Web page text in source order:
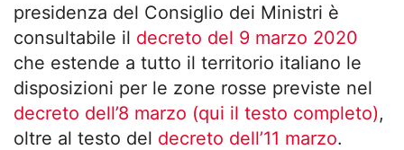
presidenza del Consiglio dei Ministri è
consultabile il decreto del 9 marzo 2020
che estende a tutto il territorio italiano le
disposizioni per le zone rosse previste nel
decreto dell’8 marzo (qui il testo completo),
oltre al testo del decreto dell’11 marzo.